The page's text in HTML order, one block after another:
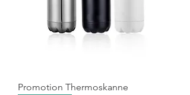
Promotion Thermoskanne